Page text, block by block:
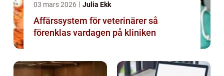
03 mars 2026 Julia Ekk
Affärssystem för veterinärer så
förenklas vardagen på kliniken